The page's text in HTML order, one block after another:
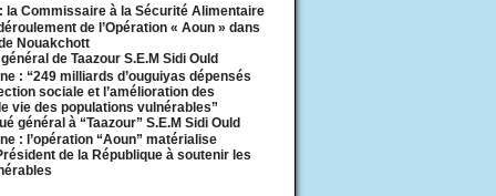
la Commissaire à la Sécurité Alimentaire
de l’Opération « Aoun » dans
Nouakchott
de Taazour S.E.M Sidi Ould
: “249 milliards d’ouguiyas dépensés
sociale et l’amélioration des
vie des populations vulnérables”
général à “Taazour” S.E.M Sidi Ould
: l’opération “Aoun” matérialise
de la République à soutenir les